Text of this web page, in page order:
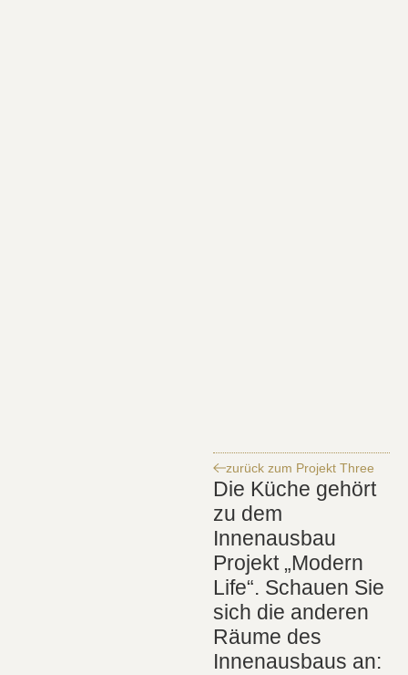
zurück zum Projekt Three
Die Küche gehört
zu dem
Innenausbau
Projekt „Modern
Life“. Schauen Sie
sich die anderen
Räume des
Innenausbaus an: